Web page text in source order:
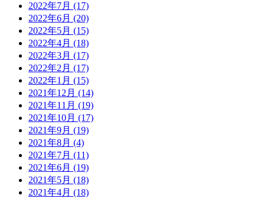
2022年7月 (17)
2022年6月 (20)
2022年5月 (15)
2022年4月 (18)
2022年3月 (17)
2022年2月 (17)
2022年1月 (15)
2021年12月 (14)
2021年11月 (19)
2021年10月 (17)
2021年9月 (19)
2021年8月 (4)
2021年7月 (11)
2021年6月 (19)
2021年5月 (18)
2021年4月 (18)